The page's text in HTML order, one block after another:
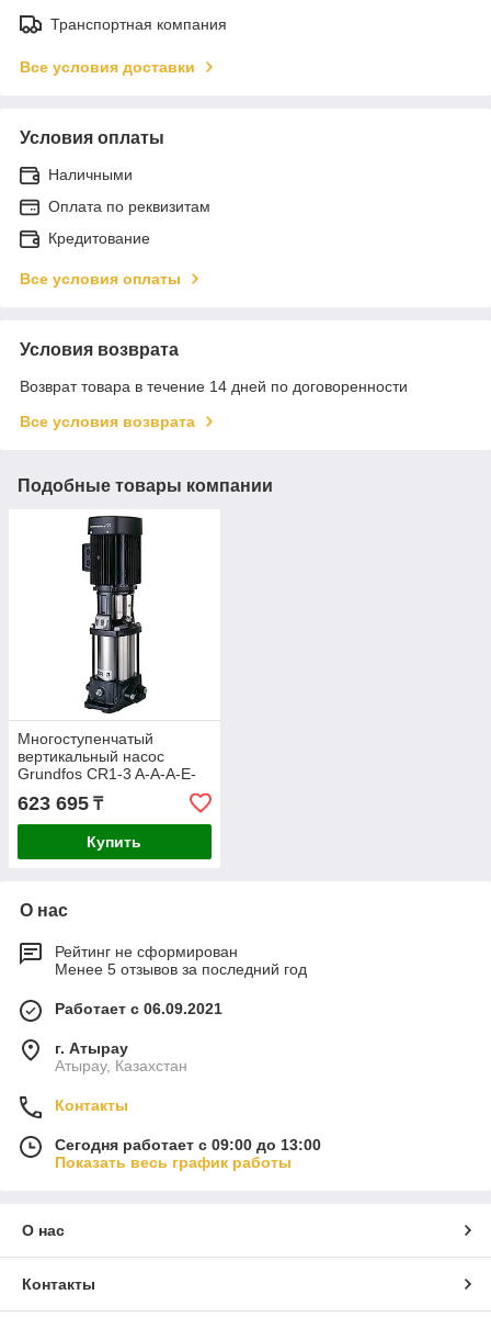
Транспортная компания
Все условия доставки
Условия оплаты
Наличными
Оплата по реквизитам
Кредитование
Все условия оплаты
Условия возврата
Возврат товара в течение 14 дней по договоренности
Все условия возврата
Подобные товары компании
Многоступенчатый
вертикальный насос
Grundfos CR1-3 A-A-A-E-
HQQE 96516170
623 695 ₸
Купить
О нас
Рейтинг не сформирован
Менее 5 отзывов за последний год
Работает с 06.09.2021
г. Атырау
Атырау, Казахстан
Контакты
Сегодня работает с 09:00 до 13:00
Показать весь график работы
О нас
Контакты